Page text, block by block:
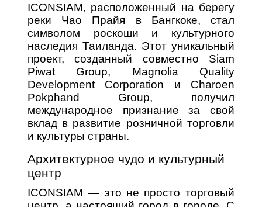
ICONSIAM, расположенный на берегу
реки Чао Прайя в Бангкоке, стал
символом роскоши и культурного
наследия Таиланда. Этот уникальный
проект, созданный совместно Siam
Piwat Group, Magnolia Quality
Development Corporation и Charoen
Pokphand Group, получил
международное признание за свой
вклад в развитие розничной торговли
и культуры страны.
Архитектурное чудо и культурный
центр
ICONSIAM — это не просто торговый